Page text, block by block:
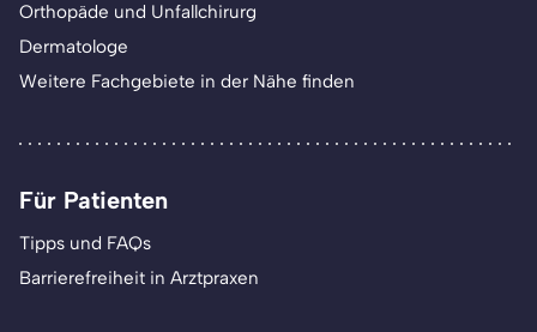
Orthopäde und Unfallchirurg
Dermatologe
Weitere Fachgebiete in der Nähe finden
Für Patienten
Tipps und FAQs
Barrierefreiheit in Arztpraxen